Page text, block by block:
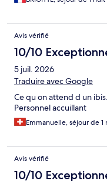
Avis vérifié
10/10
5 juil. 2026
Traduire avec Google
Ce qu on attend d un
Personnel accuillant
Emmanuelle, séjour de 1
Avis vérifié
10/10